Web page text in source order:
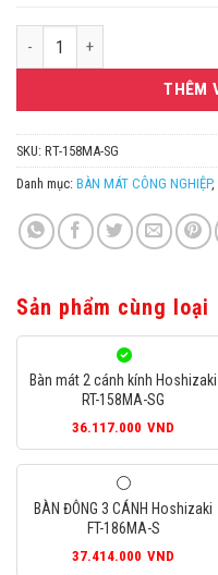
Bàn mát 2 cánh kính
THÊM
SKU: RT-158MA-SG
Danh mục: BÀN MÁT CÔNG NGHIỆP,
Sản phẩm cùng loại
Bàn mát 2 cánh kính Hoshizaki
RT-158MA-SG
36.117.000 VND
BÀN ĐÔNG 3 CÁNH Hoshizaki
FT-186MA-S
37.414.000 VND